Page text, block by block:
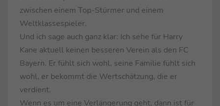
zwischen einem Top-Stürmer und einem
Weltklassespieler.
Und ich sage auch ganz klar: Ich sehe für Harry
Kane aktuell keinen besseren Verein als den FC
Bayern. Er fühlt sich wohl, seine Familie fühlt sich
wohl, er bekommt die Wertschätzung, die er
verdient.
Wenn es um eine Verlängerung geht, dann ist für